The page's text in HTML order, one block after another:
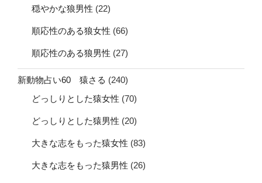
穏やかな狼男性 (22)
順応性のある狼女性 (66)
順応性のある狼男性 (27)
新動物占い60 猿さる (240)
どっしりとした猿女性 (70)
どっしりとした猿男性 (20)
大きな志をもった猿女性 (83)
大きな志をもった猿男性 (26)